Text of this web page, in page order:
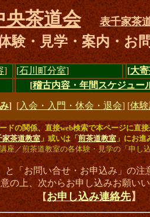
央茶道会 表千家茶
験・見学・案内・お
] [石川町分室] [大
[稽古内容・年間スケジュー
] [入会・入門・休会・退会] [体
ドの関係、直接web検索で本ページに直
家茶道教室」或いは「 煎茶道教室」にお進
座／煎茶道教室の各体験・見学の「申し
と「お問い合せ・お申込み」の注
の上、次からお申し込みお願い
【お申し込み連絡先】